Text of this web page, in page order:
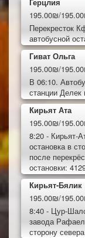
195.00₪/
Перекресток
автобусной
Гиват Ольга
195.00₪/
В 06:10.
станции Делек
Кирьят Ата
195.00₪/
8:20 - Кирьят-
остановка в
после
остановки:
Кирьят-Бялик
195.00₪/
8:40 - Цур-
завода
сторону